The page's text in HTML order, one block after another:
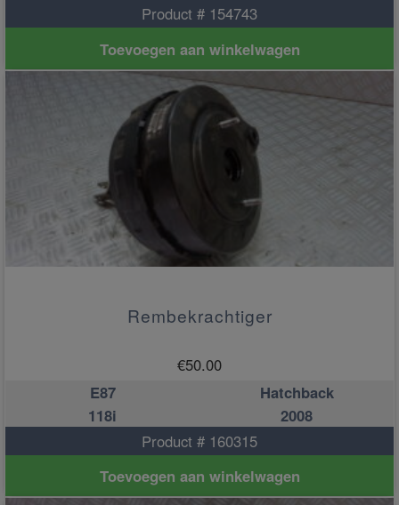
Product # 154743
Toevoegen aan winkelwagen
Rembekrachtiger
€50.00
E87
Hatchback
118i
2008
Product # 160315
Toevoegen aan winkelwagen